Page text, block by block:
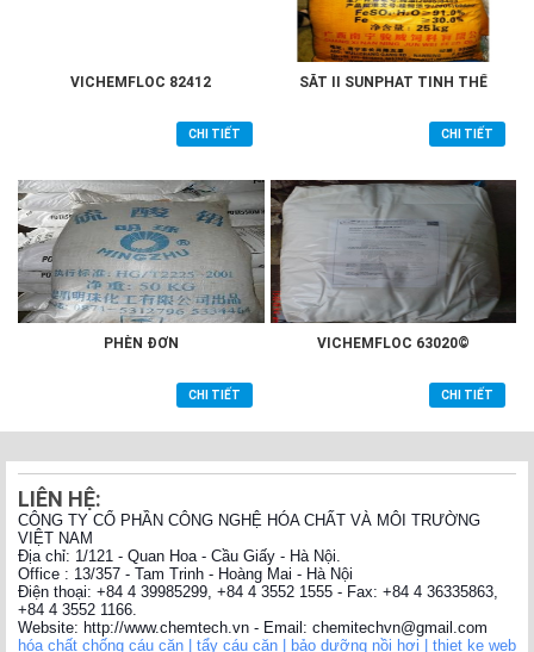
VICHEMFLOC 82412
CHI TIẾT
SẮT II SUNPHAT TINH THỂ
CHI TIẾT
PHÈN ĐƠN
CHI TIẾT
VICHEMFLOC 63020©
CHI TIẾT
LIÊN HỆ:
CÔNG TY CỔ PHẦN CÔNG NGHỆ HÓA CHẤT VÀ MÔI TRƯỜNG
VIỆT NAM
Địa chỉ: 1/121 - Quan Hoa - Cầu Giấy - Hà Nội.
Office : 13/357 - Tam Trinh - Hoàng Mai - Hà Nội
Điện thoại: +84 4 39985299, +84 4 3552 1555 - Fax: +84 4 36335863,
+84 4 3552 1166.
Website: http://www.chemtech.vn - Email: chemitechvn@gmail.com
hóa chất chống cáu cặn |
tẩy cáu cặn | bảo dưỡng nồi hơi | thiet ke web